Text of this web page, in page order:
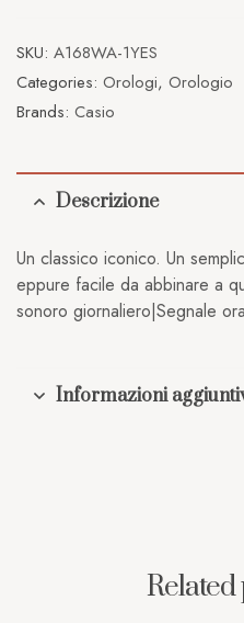
SKU: A168WA-1YES
Categories: Orologi, Orologio
Brands: Casio
Descrizione
Un classico iconico. Un
eppure facile da abbinare a
sonoro giornaliero|Segnale
Informazioni